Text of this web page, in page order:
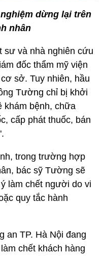
dừng lại trên
nhân
sư và nhà nghiên cứu
đốc thẩm mỹ viện
sở. Tuy nhiên, hầu
Tường chỉ bị khởi
khám bệnh, chữa
cấp phát thuốc, bán
trong trường hợp
bác sỹ Tường sẽ
làm chết người do vi
quy tắc hành
an TP. Hà Nội đang
chết khách hàng